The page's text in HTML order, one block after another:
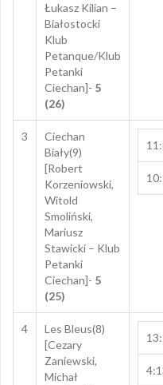
Łukasz Kilian –
Białostocki
Klub
Petanque/Klub
Petanki
Ciechan]- 5
(26)
3
Ciechan
Biały(9)
[Robert
Korzeniowski,
Witold
Smoliński,
Mariusz
Stawicki – Klub
Petanki
Ciechan]- 5
(25)
4
Les Bleus(8)
[Cezary
Zaniewski,
Michał